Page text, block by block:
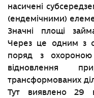
насичені
(ендемічними)
Значні площі
Через це одним з
поряд з охороною
відновлення
трансформованих
Тут виявлено 29